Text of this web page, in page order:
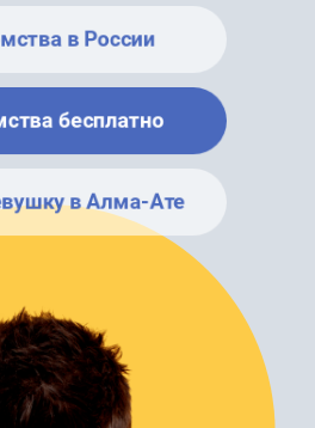
в России
бесплатно
в Алма-Ате